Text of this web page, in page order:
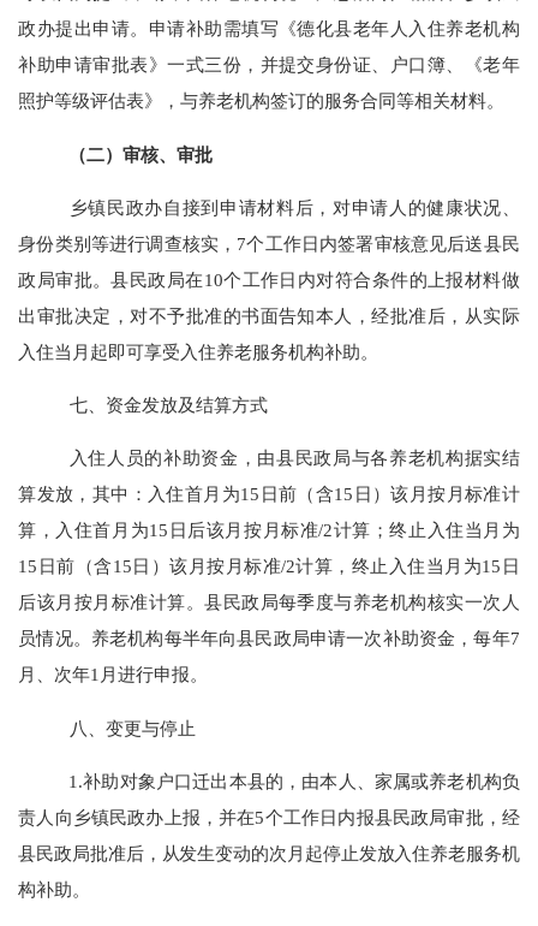
政办提出申请。申请补助需填写《德化县老年人入住养老机构
补助申请审批表》一式三份，并提交身份证、户口簿、《老年
照护等级评估表》，与养老机构签订的服务合同等相关材料。
（二）审核、审批
乡镇民政办自接到申请材料后，对申请人的健康状况、
身份类别等进行调查核实， 7个工作日内签署审核意见后送县民
政局审批。县民政局在10个工作日内对符合条件的上报材料做
出审批决定，对不予批准的书面告知本人，经批准后，从实际
入住当月起即可享受入住养老服务机构补助。
七、资金发放及结算方式
入住人员的补助资金，由县民政局与各养老机构据实结
算发放，其中：入住首月为15 日前（含15 日）该月按月标准计
算，入住首月为15 日后该月按月标准/2计算；终止入住当月为
15 日前（含15日）该月按月标准/2计算，终止入住当月为15 日
后该月按月标准计算。县民政局每季度与养老机构核实一次人
员情况。养老机构每半年向县民政局申请一次补助资金，每年7
月、次年1月进行申报。
八、变更与停止
1.补助对象户口迁出本县的，由本人、家属或养老机构负
责人向 乡镇民政办上报，并在5个工作日内报县民政局审批，经
县民政局批准后，从发生变动的次月起停止发放入住养老服务机
构补助。